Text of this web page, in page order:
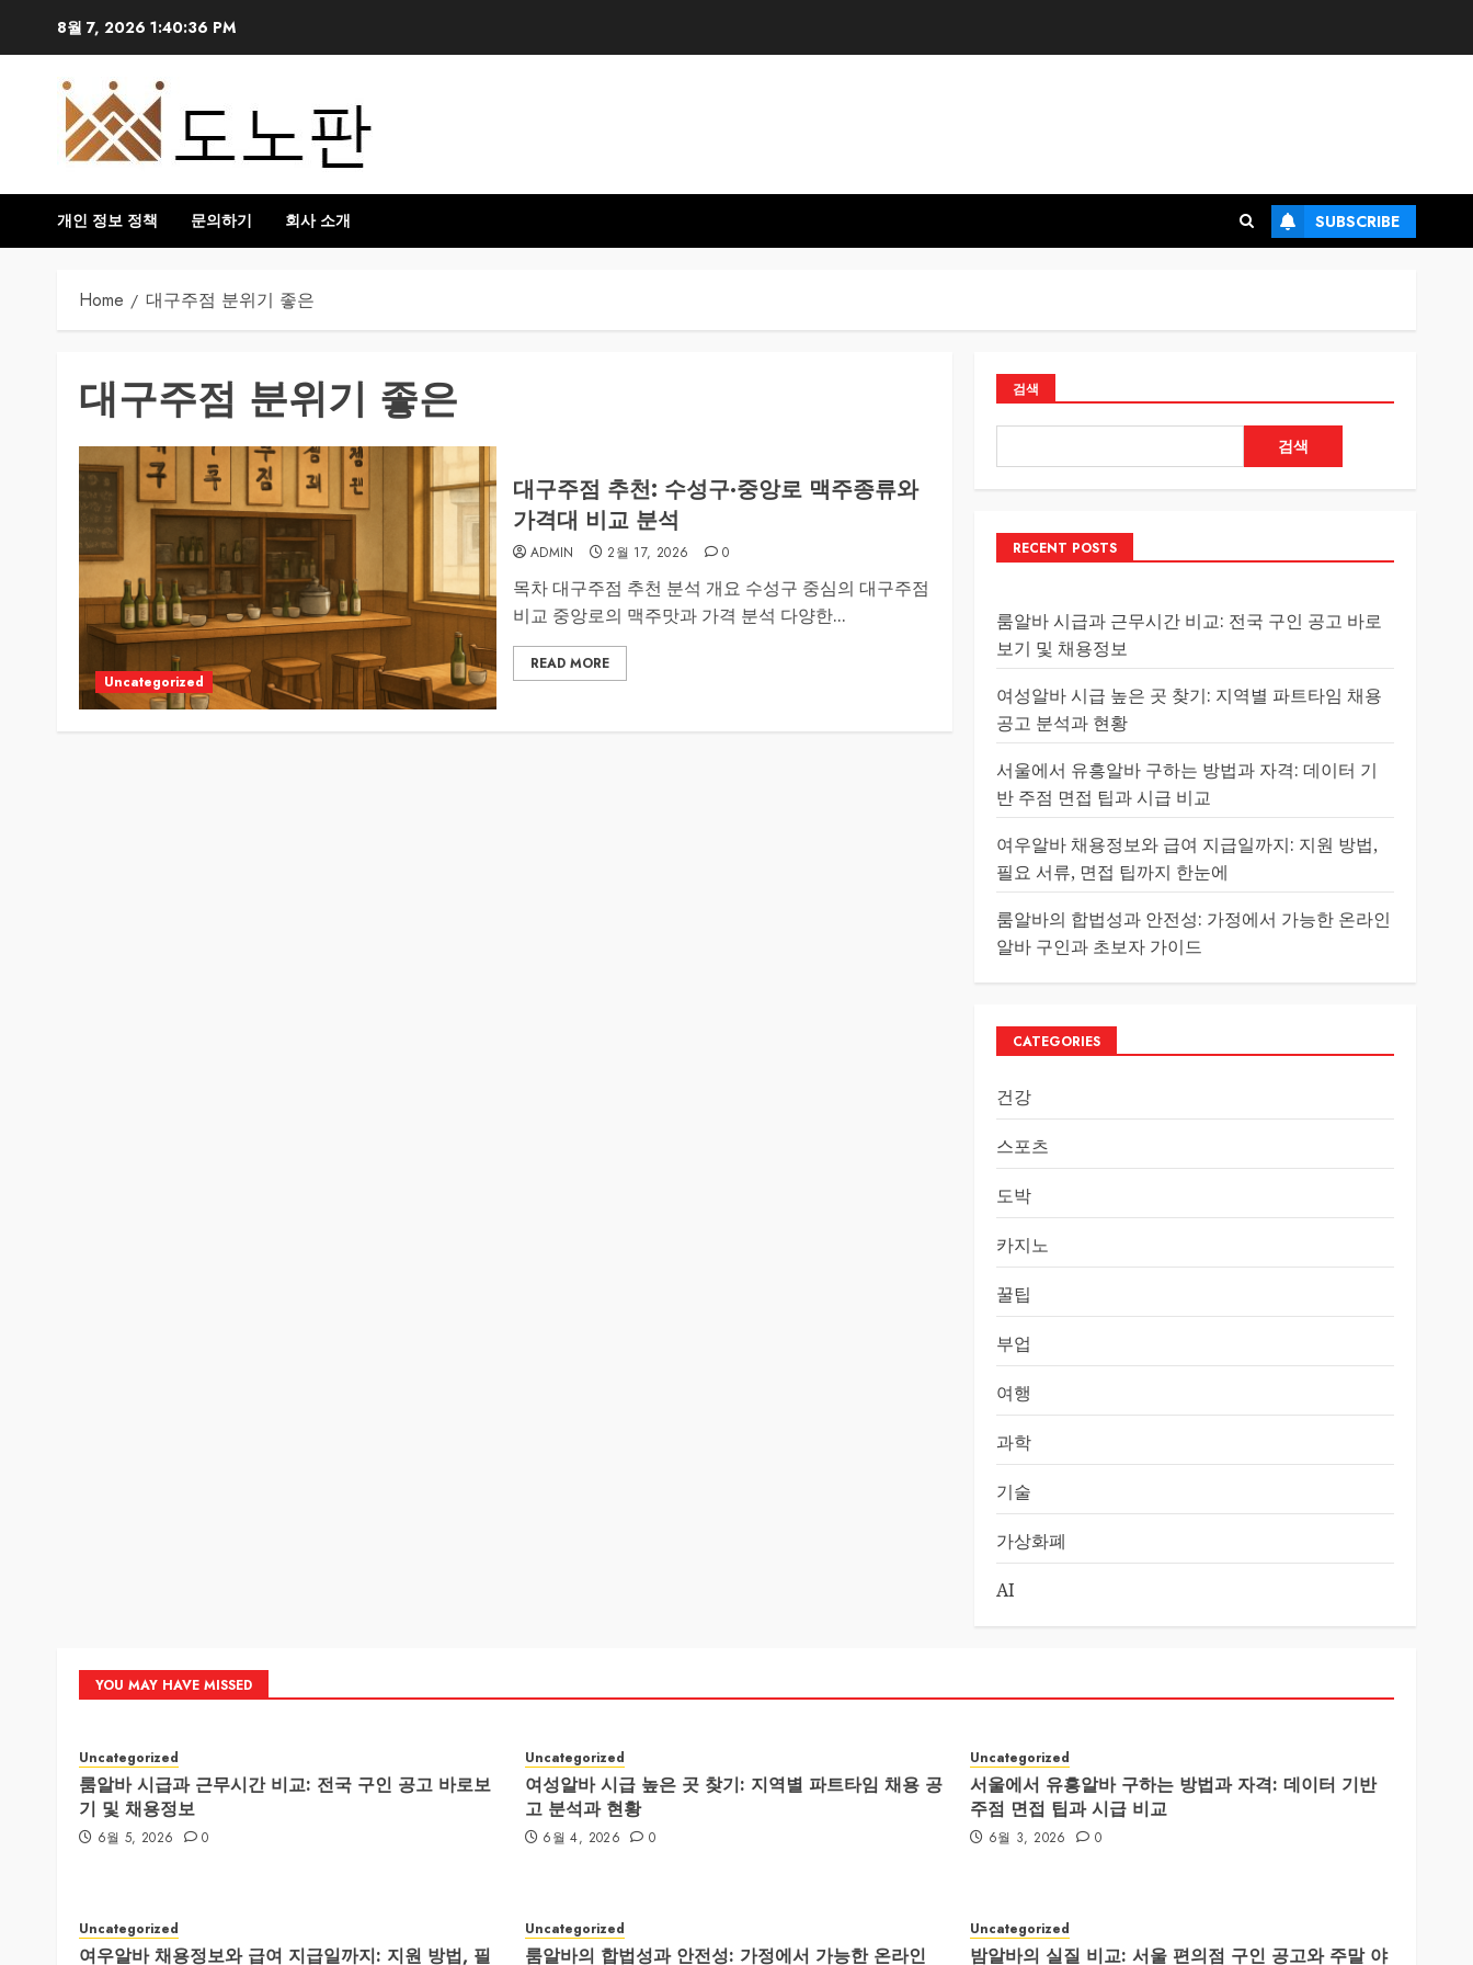
8월 7, 2026 1:40:36 PM
개인 정보 정책 문의하기 회사 소개 SUBSCRIBE
Home 대구주점 분위기 좋은
대구주점 분위기 좋은
Uncategorized
대구주점 추천: 수성구·중앙로 맥주종류와
가격대 비교 분석
ADMIN 2월 17, 2026 0
목차 대구주점 추천 분석 개요 수성구 중심의 대구주점
비교 중앙로의 맥주맛과 가격 분석 다양한...
READ MORE
검색
검색
RECENT POSTS
룸알바 시급과 근무시간 비교: 전국 구인 공고 바로
보기 및 채용정보
여성알바 시급 높은 곳 찾기: 지역별 파트타임 채용
공고 분석과 현황
서울에서 유흥알바 구하는 방법과 자격: 데이터 기
반 주점 면접 팁과 시급 비교
여우알바 채용정보와 급여 지급일까지: 지원 방법,
필요 서류, 면접 팁까지 한눈에
룸알바의 합법성과 안전성: 가정에서 가능한 온라인
알바 구인과 초보자 가이드
CATEGORIES
건강
스포츠
도박
카지노
꿀팁
부업
여행
과학
기술
가상화폐
AI
YOU MAY HAVE MISSED
Uncategorized
룸알바 시급과 근무시간 비교: 전국 구인 공고 바로보
기 및 채용정보
6월 5, 2026 0
Uncategorized
여성알바 시급 높은 곳 찾기: 지역별 파트타임 채용 공
고 분석과 현황
6월 4, 2026 0
Uncategorized
서울에서 유흥알바 구하는 방법과 자격: 데이터 기반
주점 면접 팁과 시급 비교
6월 3, 2026 0
Uncategorized
여우알바 채용정보와 급여 지급일까지: 지원 방법, 필
Uncategorized
룸알바의 합법성과 안전성: 가정에서 가능한 온라인
Uncategorized
밤알바의 실질 비교: 서울 편의점 구인 공고와 주말 야